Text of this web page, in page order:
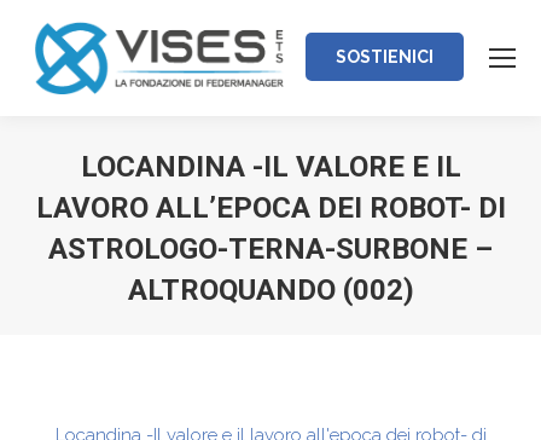
SOSTIENICI
LOCANDINA -IL VALORE E IL
LAVORO ALL’EPOCA DEI ROBOT- DI
ASTROLOGO-TERNA-SURBONE –
ALTROQUANDO (002)
Locandina -Il valore e il lavoro all'epoca dei robot- di